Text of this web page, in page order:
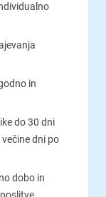
in
do 30 dni
dni po
dobo in